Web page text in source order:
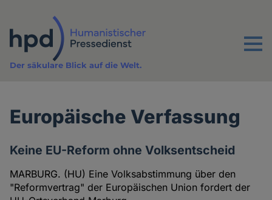
Inhalt
Menu
Der säkulare Blick auf die Welt.
Europäische Verfassung
Keine EU-Reform ohne Volksentscheid
MARBURG. (HU) Eine Volksabstimmung über den
"Reformvertrag" der Europäischen Union fordert der